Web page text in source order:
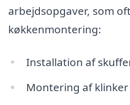
arbejdsopgaver, som
køkkenmontering:
Installation af
Montering af